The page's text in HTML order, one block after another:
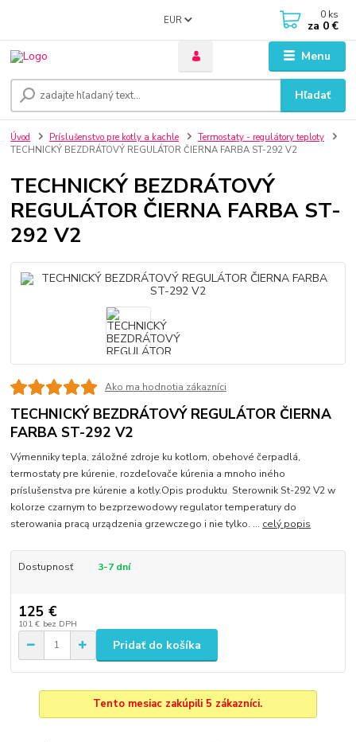
Menu
EUR
Hľadať
0 ks
za 0 €
Úvod Príslušenstvo pre kotly a kachle
Termostaty - regulátory teploty
TECHNICKÝ BEZDRÁTOVÝ REGULÁTOR ČIERNA FARBA ST-292 V2
TECHNICKÝ BEZDRÁTOVÝ
REGULÁTOR ČIERNA FARBA ST-
292 V2
Ako ma hodnotia zákazníci
TECHNICKÝ BEZDRÁTOVÝ REGULÁTOR ČIERNA
FARBA ST-292 V2
Výmenniky tepla, záložné zdroje ku kotlom, obehové čerpadlá,
termostaty pre kúrenie, rozdeľovače kúrenia a mnoho iného
príslušenstva pre kúrenie a kotly.Opis produktu Sterownik St-292 V2 w
kolorze czarnym to bezprzewodowy regulator temperatury do
sterowania pracą urządzenia grzewczego i nie tylko. ... celý popis
Dostupnosť 3-7 dní
125 €
101 € bez DPH
Pridať do košíka
Tento mesiac zakúpili 5 zákazníci.